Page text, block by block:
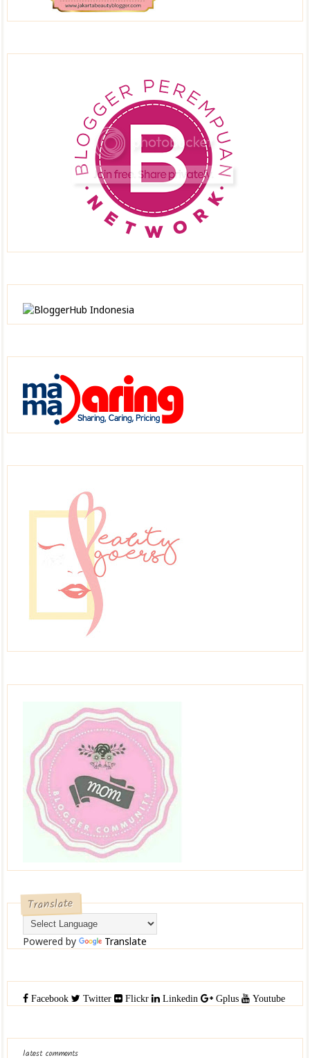
Translate
Powered by Translate
Facebook Twitter Flickr Linkedin Gplus Youtube
latest comments